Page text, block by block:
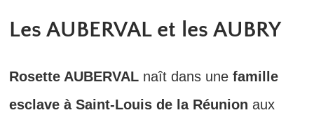
Les AUBERVAL et les AUBRY
Rosette AUBERVALnaît dans une famille
esclave à Saint-Louis de la Réunion aux